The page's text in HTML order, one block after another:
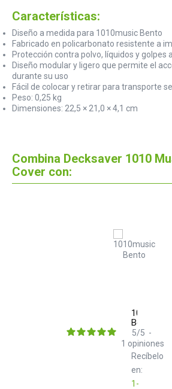
Características:
Diseño a medida para 1010music Bento
Fabricado en policarbonato resistente a
Protección contra polvo, líquidos y golpes
Diseño modular y ligero que permite el
durante su uso
Fácil de colocar y retirar para transporte
Peso: 0,25 kg
Dimensiones: 22,5 × 21,0 × 4,1 cm
Combina Decksaver 1010
Cover con:
1010music
Bento
Recíbelo
en:
1-
5/5 -
1 opiniones